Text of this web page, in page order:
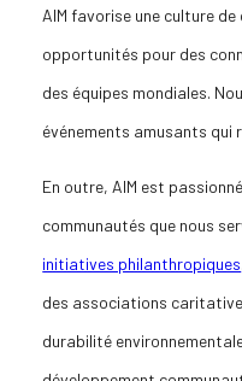
AIM favorise une culture
opportunités pour des
des équipes mondiales.
événements amusants qui
En outre, AIM est
communautés que nous
initiatives philanthropiques
des associations
durabilité